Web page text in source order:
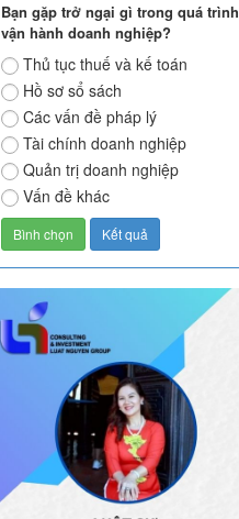
Bạn gặp trở ngại gì trong quá trình
vận hành doanh nghiệp?
Thủ tục thuế và kế toán
Hồ sơ sổ sách
Các vấn đề pháp lý
Tài chính doanh nghiệp
Quản trị doanh nghiệp
Vấn đề khác